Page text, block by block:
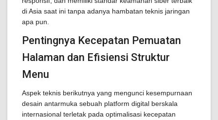
di Asia saat ini tanpa adanya hambatan teknis jaringan
apa pun.
Pentingnya Kecepatan Pemuatan
Halaman dan Efisiensi Struktur
Menu
Aspek teknis berikutnya yang mengunci kesempurnaan
desain antarmuka sebuah platform digital berskala
internasional terletak pada optimalisasi kecepatan